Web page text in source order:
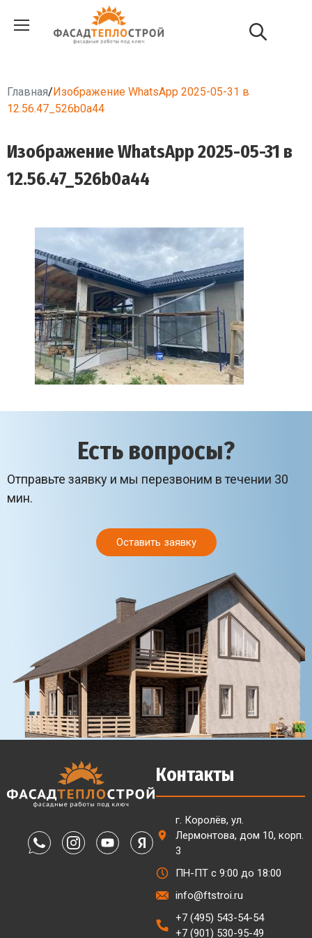
Главная/Изображение WhatsApp 2025-05-31 в
12.56.47_526b0a44
Изображение WhatsApp 2025-05-31 в
12.56.47_526b0a44
Есть вопросы?
Отправьте заявку и мы перезвоним в течении 30
мин.
Оставить заявку
Контакты
г. Королёв, ул.
Лермонтова, дом 10, корп.
3
ПН-ПТ с 9:00 до 18:00
info@ftstroi.ru
+7 (495) 543-54-54
+7 (901) 530-95-49